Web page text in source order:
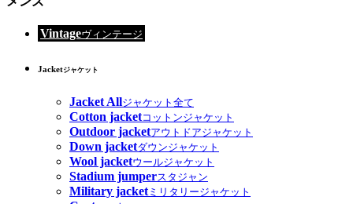
Vintageヴィンテージ
Jacketジャケット
Jacket Allジャケット全て
Cotton jacketコットンジャケット
Outdoor jacketアウトドアジャケット
Down jacketダウンジャケット
Wool jacketウールジャケット
Stadium jumperスタジャン
Military jacketミリタリージャケット